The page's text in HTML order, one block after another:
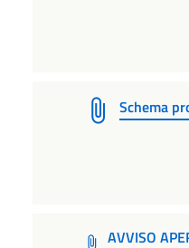
Schema
AVVISO